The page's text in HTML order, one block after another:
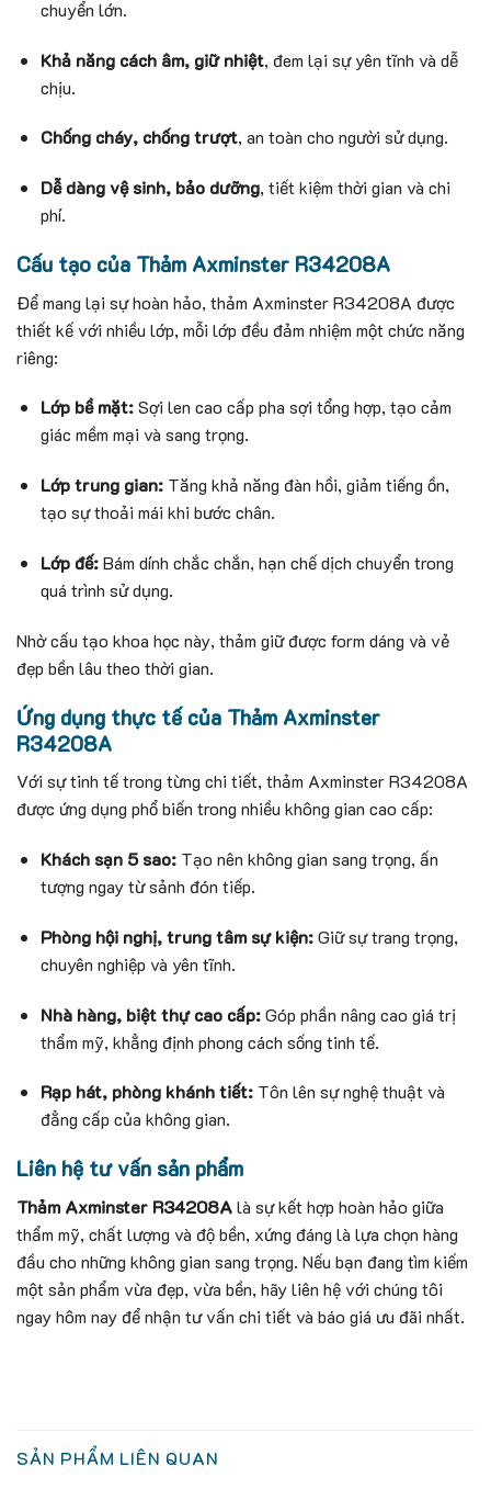
chuyển lớn.
Khả năng cách âm, giữ nhiệt, đem lại sự yên tĩnh và dễ
chịu.
Chống cháy, chống trượt, an toàn cho người sử dụng.
Dễ dàng vệ sinh, bảo dưỡng, tiết kiệm thời gian và chi
phí.
Cấu tạo của Thảm Axminster R34208A
Để mang lại sự hoàn hảo, thảm Axminster R34208A được
thiết kế với nhiều lớp, mỗi lớp đều đảm nhiệm một chức năng
riêng:
Lớp bề mặt:Sợi len cao cấp pha sợi tổng hợp, tạo cảm
giác mềm mại và sang trọng.
Lớp trung gian: Tăng khả năng đàn hồi, giảm tiếng ồn,
tạo sự thoải mái khi bước chân.
Lớp đế:Bám dính chắc chắn, hạn chế dịch chuyển trong
quá trình sử dụng.
Nhờ cấu tạo khoa học này, thảm giữ được form dáng và vẻ
đẹp bền lâu theo thời gian.
Ứng dụng thực tế của Thảm Axminster
R34208A
Với sự tinh tế trong từng chi tiết, thảm Axminster R34208A
được ứng dụng phổ biến trong nhiều không gian cao cấp:
Khách sạn 5 sao: Tạo nên không gian sang trọng, ấn
tượng ngay từ sảnh đón tiếp.
Phòng hội nghị, trung tâm sự kiện:Giữ sự trang trọng,
chuyên nghiệp và yên tĩnh.
Nhà hàng, biệt thự cao cấp:Góp phần nâng cao giá trị
thẩm mỹ, khẳng định phong cách sống tinh tế.
Rạp hát, phòng khánh tiết: Tôn lên sự nghệ thuật và
đẳng cấp của không gian.
Liên hệ tư vấn sản phẩm
Thảm Axminster R34208Alà sự kết hợp hoàn hảo giữa
thẩm mỹ, chất lượng và độ bền, xứng đáng là lựa chọn hàng
đầu cho những không gian sang trọng. Nếu bạn đang tìm kiếm
một sản phẩm vừa đẹp, vừa bền, hãy liên hệ với chúng tôi
ngay hôm nay để nhận tư vấn chi tiết và báo giá ưu đãi nhất.
SẢN PHẨM LIÊN QUAN